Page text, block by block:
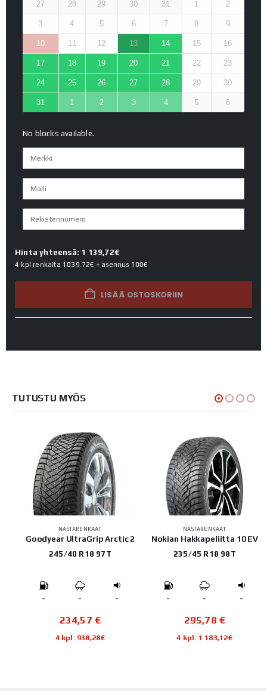
27 28 29 30 31 1 2
3 4 5 6 7 8 9
10 11 12 13 14 15 16
17 18 19 20 21 22 23
24 25 26 27 28 29 30
31 1 2 3 4 5 6
No blocks available.
Hinta yhteensä: 1 139,72€
4 kpl renkaita 1039.72€ + asennus 100€
LISÄÄ OSTOSKORIIN
TUTUSTU MYÖS
NASTARENKAAT
Goodyear UltraGrip Arctic 2
245/40 R18 97T
- - -
234,57€
4 kpl: 938,28€
NASTARENKAAT
Nokian Hakkapeliitta 10 EV
235/45 R18 98T
- - -
295,78€
4 kpl: 1 183,12€